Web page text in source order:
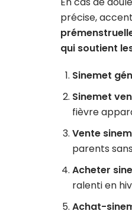
précise,
qui soutient
Sinemet
Sinemet
fièvre
Vente
parents
Acheter
ralenti en
Achat-